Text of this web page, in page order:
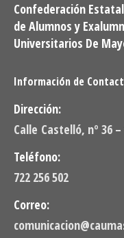
Confederación
de Alumnos y
Universitarios De
Información de
Dirección:
Calle Castelló, nº 36 –
Teléfono:
722 256 502
Correo: